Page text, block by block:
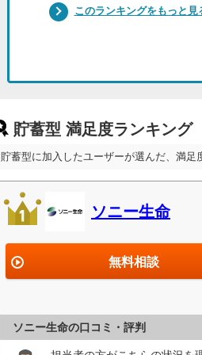
このランキングをもっと見
貯蓄型 満足度ランキング
貯蓄型に加入したユーザーが選んだ、満
ソニー生命
無料相談
ソニー生命の口コミ・評判